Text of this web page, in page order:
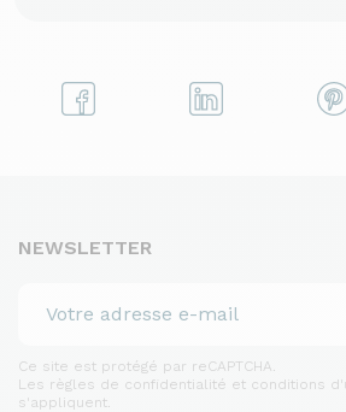
NEWSLETTER
Ce site est protégé par reCAPTCHA.
Les règles de confidentialité et conditions
s'appliquent.